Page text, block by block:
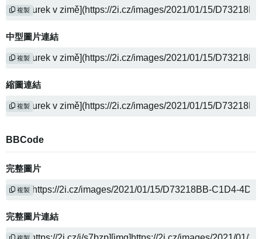
複製
中型圖片連結
複製
縮圖連結
複製
BBCode
完整圖片
複製
完整圖片連結